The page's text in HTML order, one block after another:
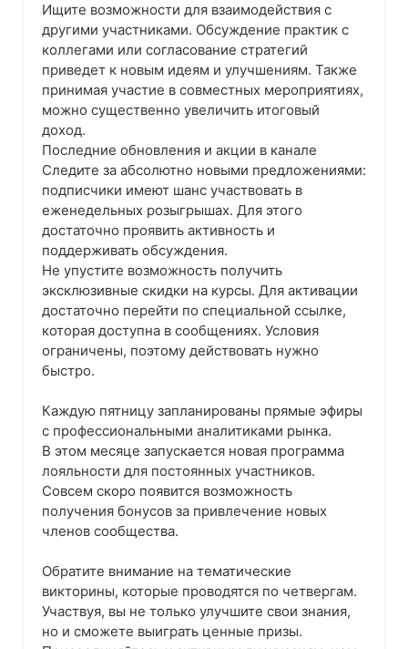
Ищите возможности для взаимодействия с
другими участниками. Обсуждение практик с
коллегами или согласование стратегий
приведет к новым идеям и улучшениям. Также
принимая участие в совместных мероприятиях,
можно существенно увеличить итоговый
доход.
Последние обновления и акции в канале
Следите за абсолютно новыми предложениями:
подписчики имеют шанс участвовать в
еженедельных розыгрышах. Для этого
достаточно проявить активность и
поддерживать обсуждения.
Не упустите возможность получить
эксклюзивные скидки на курсы. Для активации
достаточно перейти по специальной ссылке,
которая доступна в сообщениях. Условия
ограничены, поэтому действовать нужно
быстро.
Каждую пятницу запланированы прямые эфиры
с профессиональными аналитиками рынка.
В этом месяце запускается новая программа
лояльности для постоянных участников.
Совсем скоро появится возможность
получения бонусов за привлечение новых
членов сообщества.
Обратите внимание на тематические
викторины, которые проводятся по четвергам.
Участвуя, вы не только улучшите свои знания,
но и сможете выиграть ценные призы.